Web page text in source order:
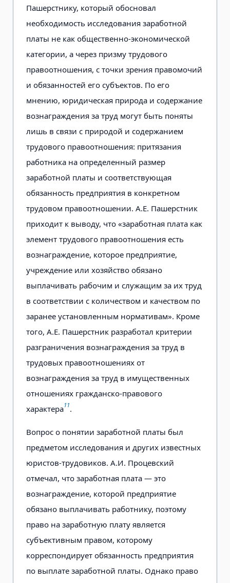
Пашерстнику, который обосновал
необходимость исследования заработной
платы не как общественно-экономической
категории, а через призму трудового
правоотношения, с точки зрения правомочий
и обязанностей его субъектов. По его
мнению, юридическая природа и содержание
вознаграждения за труд могут быть поняты
лишь в связи с природой и содержанием
трудового правоотношения: притязания
работника на определенный размер
заработной платы и соответствующая
обязанность предприятия в конкретном
трудовом правоотношении. А.Е. Пашерстник
приходит к выводу, что «заработная плата как
элемент трудового правоотношения есть
вознаграждение, которое предприятие,
учреждение или хозяйство обязано
выплачивать рабочим и служащим за их труд
в соответствии с количеством и качеством по
заранее установленным нормативам». Кроме
того, А.Е. Пашерстник разработал критерии
разграничения вознаграждения за труд в
трудовых правоотношениях от
вознаграждения за труд в имущественных
отношениях гражданско-правового
характера11.
Вопрос о понятии заработной платы был
предметом исследования и других известных
юристов-трудовиков. А.И. Процевский
отмечал, что заработная плата — это
вознаграждение, которой предприятие
обязано выплачивать работнику, поэтому
право на заработную плату является
субъективным правом, которому
корреспондирует обязанность предприятия
по выплате заработной платы. Однако право